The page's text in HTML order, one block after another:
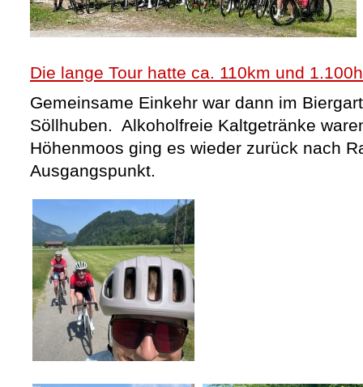
Die lange Tour hatte ca. 110km und
Gemeinsame Einkehr war dann im
Söllhuben. Alkoholfreie Kaltgetränke
Höhenmoos ging es wieder zurück nach
Ausgangspunkt.